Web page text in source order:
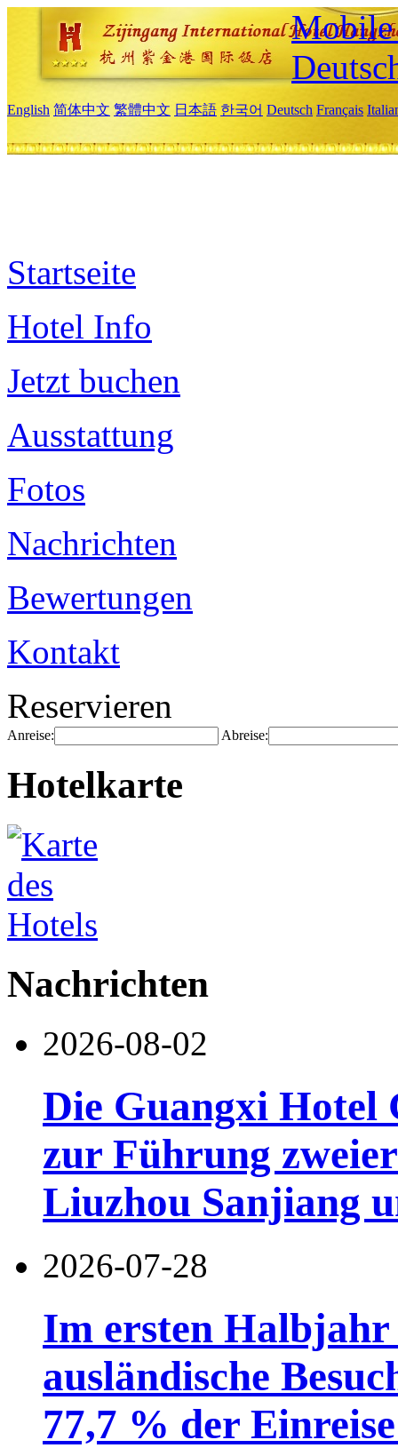
Mobile
English 简体中文 繁體中文 日本語 한국어 Deutsch Français
Startseite
Hotel Info
Jetzt buchen
Ausstattung
Fotos
Nachrichten
Bewertungen
Kontakt
Reservieren
Anreise: Abreise:
Hotelkarte
Nachrichten
2026-08-02
Die Guangxi Hotel
zur Führung
Liuzhou Sanjiang
2026-07-28
Im ersten
ausländische
77,7 % der